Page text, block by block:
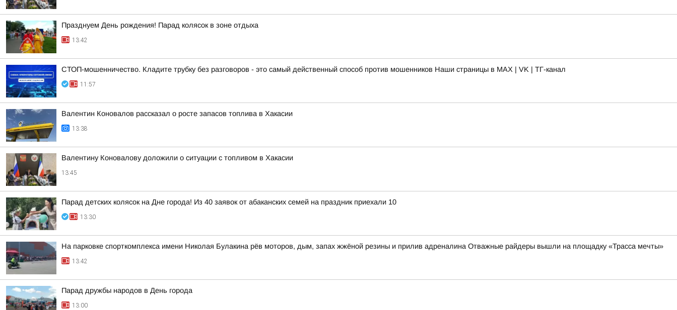
Празднуем День рождения! Парад колясок в зоне отдыха
13:42
СТОП-мошенничество. Кладите трубку без разговоров - это самый действенный способ против мошенников Наши страницы в MAX | VK | ТГ-канал
11:57
Валентин Коновалов рассказал о росте запасов топлива в Хакасии
13:38
Валентину Коновалову доложили о ситуации с топливом в Хакасии
13:45
Парад детских колясок на Дне города! Из 40 заявок от абаканских семей на праздник приехали 10
13:30
На парковке спорткомплекса имени Николая Булакина рёв моторов, дым, запах жжёной резины и прилив адреналина Отважные райдеры вышли на площадку «Трасса мечты»
13:42
Парад дружбы народов в День города
13:00